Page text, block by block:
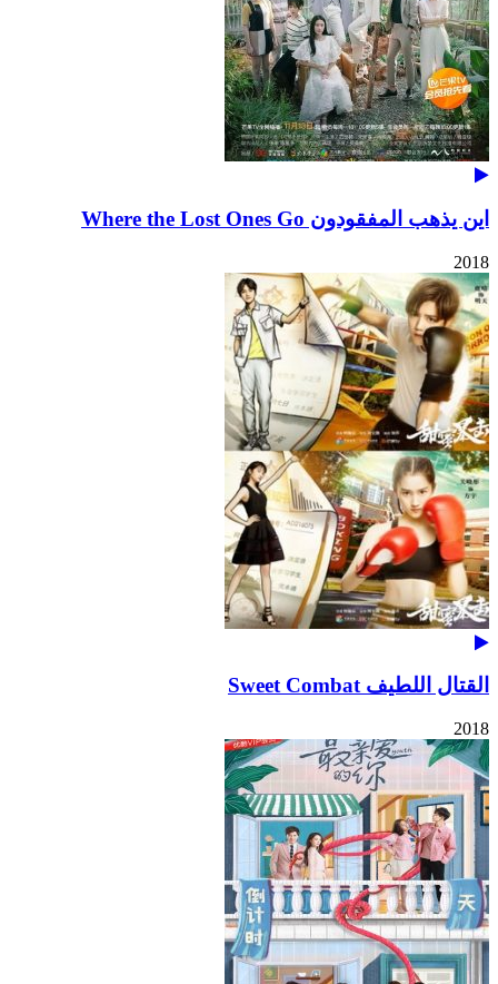
اين يذهب المفقودون Where the Lost Ones Go
2018
القتال اللطيف Sweet Combat
2018